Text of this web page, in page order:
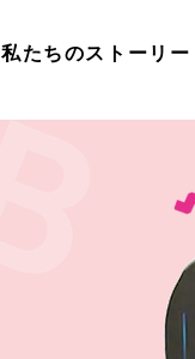
私たちのストーリー